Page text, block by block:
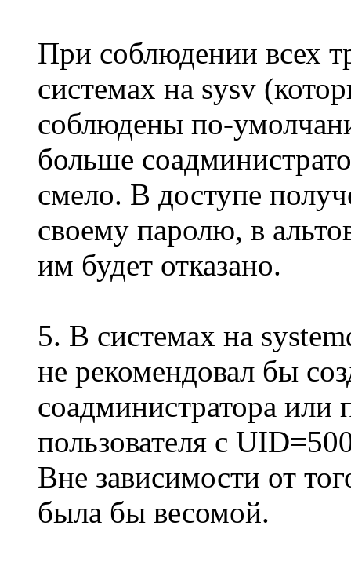
При соблюдении всех
системах на sysv
соблюдены по-
больше
смело. В доступе
своему паролю, в
им будет отказано.
5. В системах на
не рекомендовал бы
соадминистратора или
пользователя с
Вне зависимости от
была бы весомой.